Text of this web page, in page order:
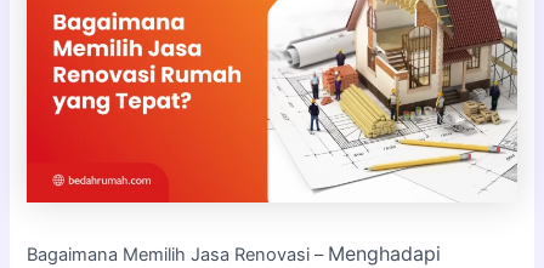
Bagaimana Memilih Jasa Renovasi – Menghadapi